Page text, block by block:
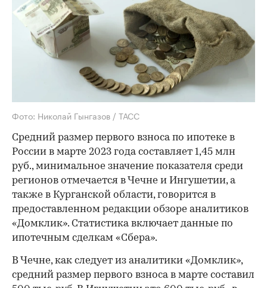
Фото: Николай Гынгазов / ТАСС
Средний размер первого взноса по ипотеке в
России в марте 2023 года составляет 1,45 млн
руб., минимальное значение показателя среди
регионов отмечается в Чечне и Ингушетии, а
также в Курганской области, говорится в
предоставленном редакции обзоре аналитиков
«Домклик». Статистика включает данные по
ипотечным сделкам «Сбера».
В Чечне, как следует из аналитики «Домклик»,
средний размер первого взноса в марте составил